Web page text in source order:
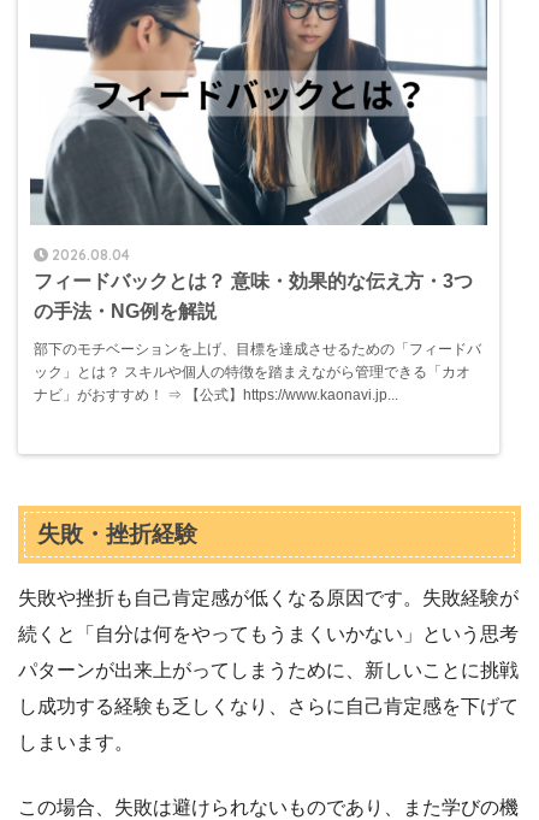
2026.08.04
フィードバックとは？ 意味・効果的な伝え方・3つ
の手法・NG例を解説
部下のモチベーションを上げ、目標を達成させるための「フィードバ
ック」とは？ スキルや個人の特徴を踏まえながら管理できる「カオ
ナビ」がおすすめ！ ⇒ 【公式】https://www.kaonavi.jp...
失敗・挫折経験
失敗や挫折も自己肯定感が低くなる原因です。失敗経験が
続くと「自分は何をやってもうまくいかない」という思考
パターンが出来上がってしまうために、新しいことに挑戦
し成功する経験も乏しくなり、さらに自己肯定感を下げて
しまいます。
この場合、失敗は避けられないものであり、また学びの機